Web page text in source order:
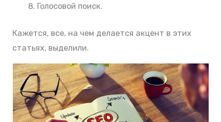
Голосовой поиск.
Кажется, все, на чем делается акцент в этих
статьях, выделили.